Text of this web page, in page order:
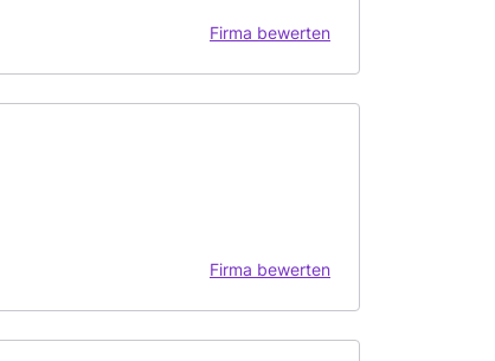
Firma bewerten
Firma bewerten